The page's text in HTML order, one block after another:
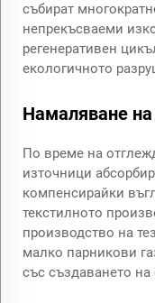
събират
непрекъсваеми
регенеративен
екологичното
Намаляване на
По време на
източници
компенсирайки
текстилното
производство на
малко парникови
със създаването